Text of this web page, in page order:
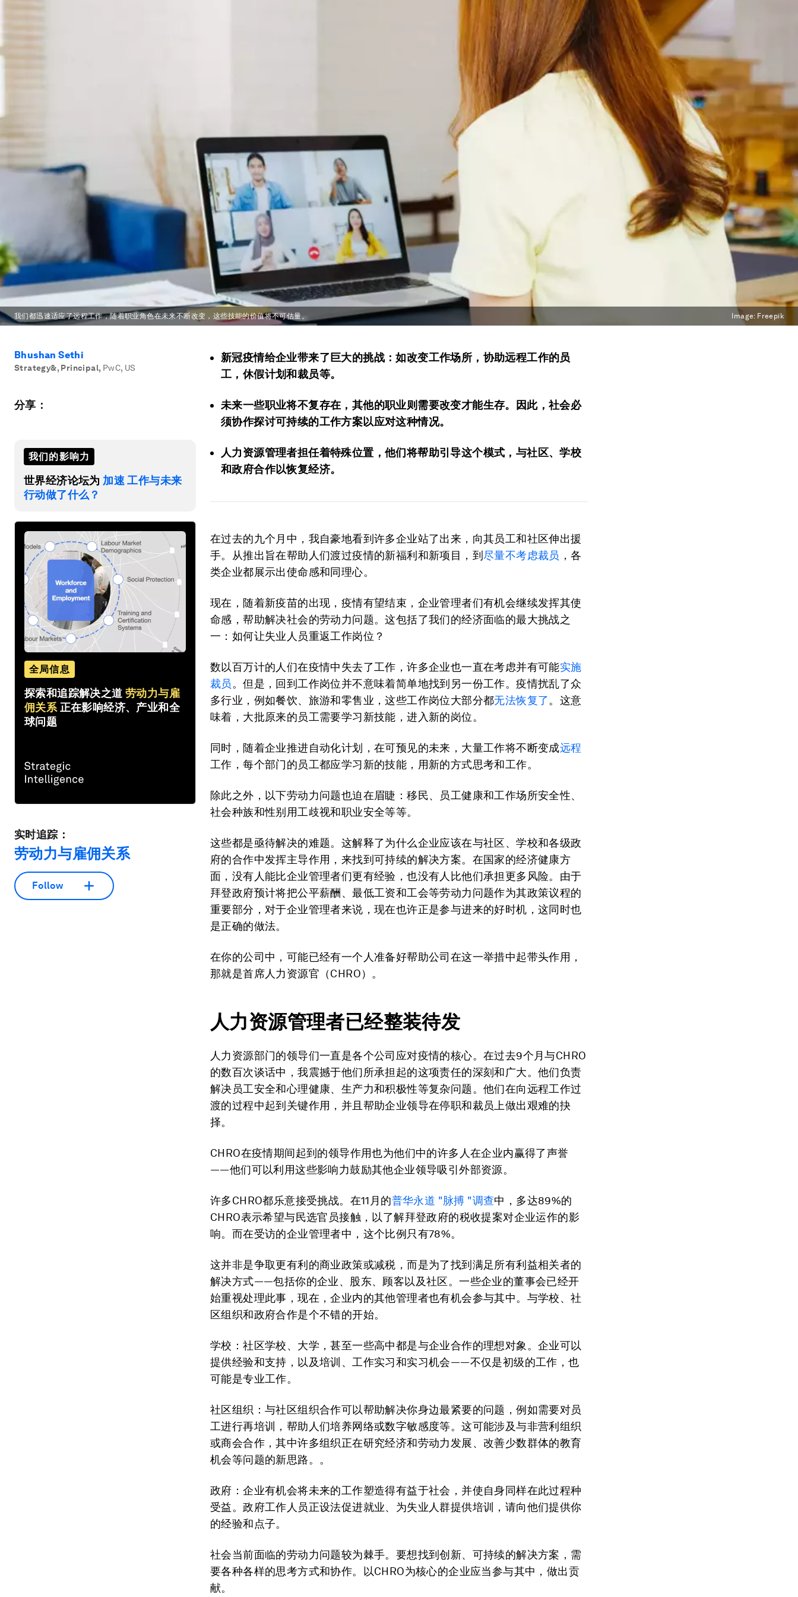
我们都迅速适应了远程工作，随着职业角色在未来不断改变，这些技能的价值将不可估量。 Image: Freepik
Bhushan Sethi
Strategy&, Principal, PwC, US
分享：
我们的影响力
世界经济论坛为 加速 工作与未来
行动做了什么？
全局信息
探索和追踪解决之道 劳动力与雇
佣关系 正在影响经济、产业和全
球问题
实时追踪：
劳动力与雇佣关系
Follow
新冠疫情给企业带来了巨大的挑战：如改变工作场所，协助远程工作的员
工，休假计划和裁员等。
未来一些职业将不复存在，其他的职业则需要改变才能生存。因此，社会必
须协作探讨可持续的工作方案以应对这种情况。
人力资源管理者担任着特殊位置，他们将帮助引导这个模式，与社区、学校
和政府合作以恢复经济。
在过去的九个月中，我自豪地看到许多企业站了出来，向其员工和社区伸出援
手。从推出旨在帮助人们渡过疫情的新福利和新项目，到 尽量不考虑裁员 ，各
类企业都展示出使命感和同理心。
现在，随着新疫苗的出现，疫情有望结束，企业管理者们有机会继续发挥其使
命感，帮助解决社会的劳动力问题。这包括了我们的经济面临的最大挑战之
一：如何让失业人员重返工作岗位？
数以百万计的人们在疫情中失去了工作，许多企业也一直在考虑并有可能实施
裁员 。但是，回到工作岗位并不意味着简单地找到另一份工作。疫情扰乱了众
多行业，例如餐饮、旅游和零售业，这些工作岗位大部分都无法恢复了。这意
味着，大批原来的员工需要学习新技能，进入新的岗位。
同时，随着企业推进自动化计划，在可预见的未来，大量工作将不断变成远程
工作，每个部门的员工都应学习新的技能，用新的方式思考和工作。
除此之外，以下劳动力问题也迫在眉睫：移民、员工健康和工作场所安全性、
社会种族和性别用工歧视和职业安全等等。
这些都是亟待解决的难题。这解释了为什么企业应该在与社区、学校和各级政
府的合作中发挥主导作用，来找到可持续的解决方案。在国家的经济健康方
面，没有人能比企业管理者们更有经验，也没有人比他们承担更多风险。由于
拜登政府预计将把公平薪酬、最低工资和工会等劳动力问题作为其政策议程的
重要部分，对于企业管理者来说，现在也许正是参与进来的好时机，这同时也
是正确的做法。
在你的公司中，可能已经有一个人准备好帮助公司在这一举措中起带头作用，
那就是首席人力资源官（CHRO）。
人力资源管理者已经整装待发
人力资源部门的领导们一直是各个公司应对疫情的核心。在过去9个月与CHRO
的数百次谈话中，我震撼于他们所承担起的这项责任的深刻和广大。他们负责
解决员工安全和心理健康、生产力和积极性等复杂问题。他们在向远程工作过
渡的过程中起到关键作用，并且帮助企业领导在停职和裁员上做出艰难的抉
择。
CHRO在疫情期间起到的领导作用也为他们中的许多人在企业内赢得了声誉
——他们可以利用这些影响力鼓励其他企业领导吸引外部资源。
许多CHRO都乐意接受挑战。在11月的普华永道 "脉搏 "调查中，多达89%的
CHRO表示希望与民选官员接触，以了解拜登政府的税收提案对企业运作的影
响。而在受访的企业管理者中，这个比例只有78%。
这并非是争取更有利的商业政策或减税，而是为了找到满足所有利益相关者的
解决方式——包括你的企业、股东、顾客以及社区。一些企业的董事会已经开
始重视处理此事，现在，企业内的其他管理者也有机会参与其中。与学校、社
区组织和政府合作是个不错的开始。
学校：社区学校、大学，甚至一些高中都是与企业合作的理想对象。企业可以
提供经验和支持，以及培训、工作实习和实习机会——不仅是初级的工作，也
可能是专业工作。
社区组织：与社区组织合作可以帮助解决你身边最紧要的问题，例如需要对员
工进行再培训，帮助人们培养网络或数字敏感度等。这可能涉及与非营利组织
或商会合作，其中许多组织正在研究经济和劳动力发展、改善少数群体的教育
机会等问题的新思路。。
政府：企业有机会将未来的工作塑造得有益于社会，并使自身同样在此过程种
受益。政府工作人员正设法促进就业、为失业人群提供培训，请向他们提供你
的经验和点子。
社会当前面临的劳动力问题较为棘手。要想找到创新、可持续的解决方案，需
要各种各样的思考方式和协作。以CHRO为核心的企业应当参与其中，做出贡
献。